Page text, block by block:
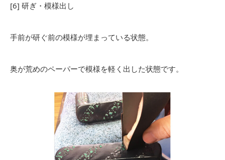
[6] 研ぎ・模様出し
手前が研ぐ前の模様が埋まっている状態。
奥が荒めのペーパーで模様を軽く出した状態です。